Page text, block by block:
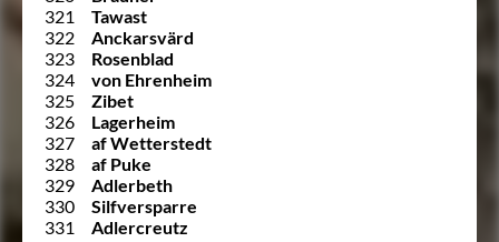
321
Tawast
322
Anckarsvärd
323
Rosenblad
324
von Ehrenheim
325
Zibet
326
Lagerheim
327
af Wetterstedt
328
af Puke
329
Adlerbeth
330
Silfversparre
331
Adlercreutz